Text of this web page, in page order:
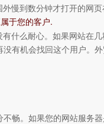
慢到数分钟才打开的网
于您的客户.
什么耐心。如果网站在
有机会找回这个用户。
畅。如果您的网站服务